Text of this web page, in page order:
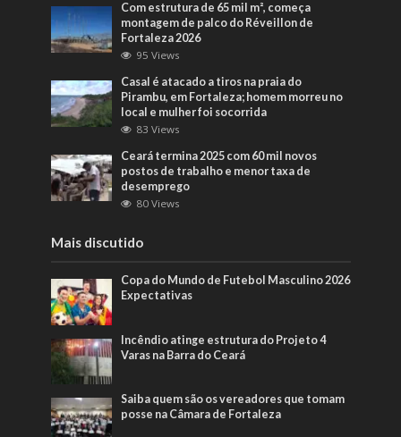
Com estrutura de 65 mil m², começa
montagem de palco do Réveillon de
Fortaleza 2026
95 Views
Casal é atacado a tiros na praia do
Pirambu, em Fortaleza; homem morreu no
local e mulher foi socorrida
83 Views
Ceará termina 2025 com 60 mil novos
postos de trabalho e menor taxa de
desemprego
80 Views
Mais discutido
Copa do Mundo de Futebol Masculino 2026
Expectativas
Incêndio atinge estrutura do Projeto 4
Varas na Barra do Ceará
Saiba quem são os vereadores que tomam
posse na Câmara de Fortaleza